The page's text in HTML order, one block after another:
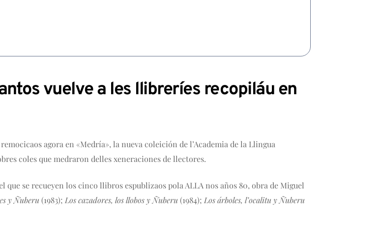
vuelve a les llibreríes recopiláu en
remocicaosagora en «Medría», la nueva coleición de l’Academia de la Llingua
coles que medraron delles xeneraciones de llectores.
que se recueyen los cinco llibros espublizaos pola ALLA nos años 80, obra de Miguel
y Ñuberu (1983); Los cazadores, los llobos y Ñuberu (1984); Los árboles, l’ocalitu y Ñuberu